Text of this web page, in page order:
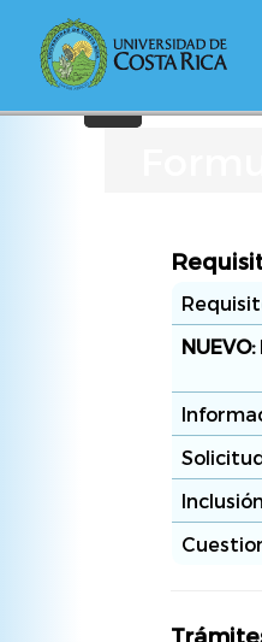
contenido
principal
NUEVO: